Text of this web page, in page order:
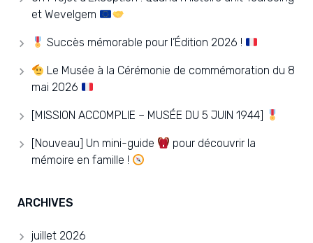
et Wevelgem
Succès mémorable pour l’Édition 2026 !
Le Musée à la Cérémonie de commémoration du 8
mai 2026
[MISSION ACCOMPLIE – MUSÉE DU 5 JUIN 1944]
[Nouveau] Un mini-guide
pour découvrir la
mémoire en famille !
ARCHIVES
juillet 2026